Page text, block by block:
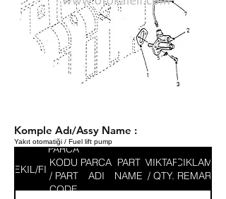
Komple Adı/Assy Name :
Yakıt otomatiği / Fuel lift pump
SEKIL/FIG
PARCA
KODU
/ PART
CODE
PARCA
ADI
PART
NAME
MIKTAR
/ QTY.
ACIKLAMA
/ REMARK